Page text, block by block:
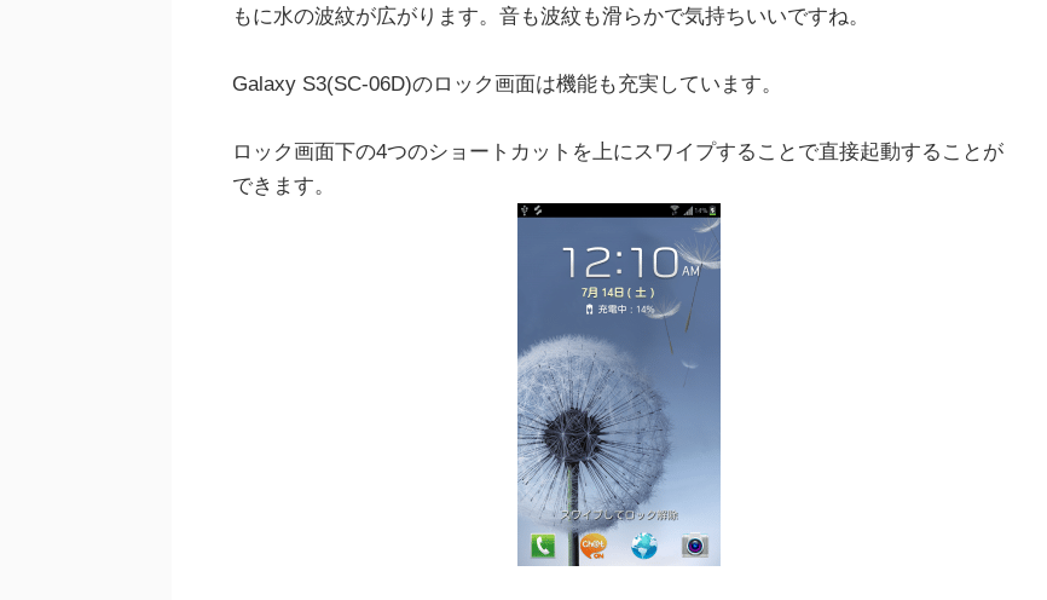
もに水の波紋が広がります。音も波紋も滑らかで気持ちいいですね。
Galaxy S3(SC-06D)のロック画面は機能も充実しています。
ロック画面下の4つのショートカットを上にスワイプすることで直接起動することが
できます。